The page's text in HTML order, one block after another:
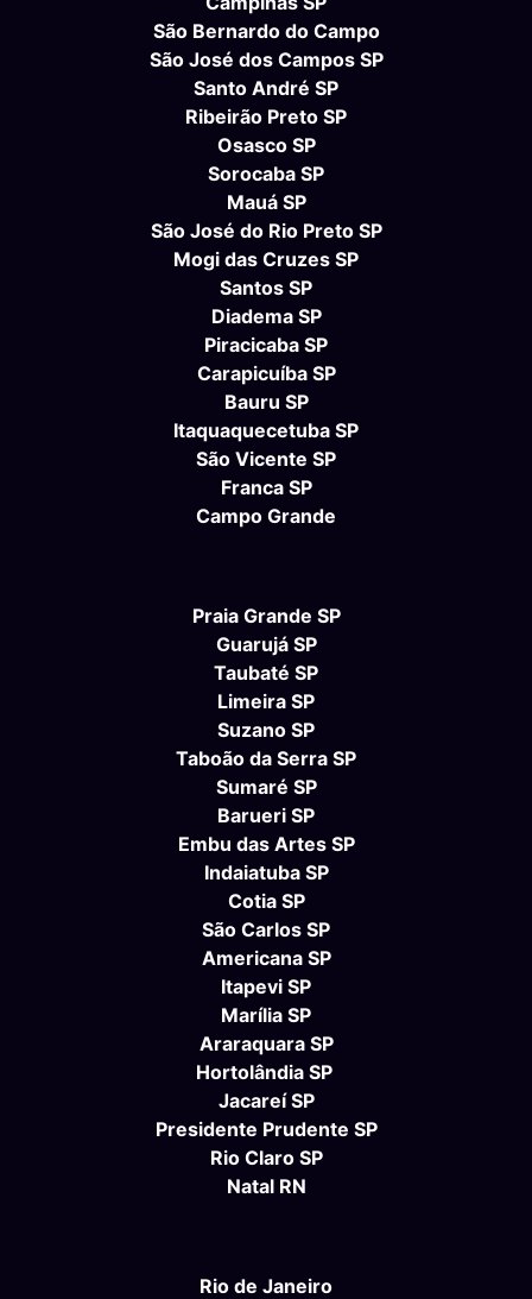
São Bernardo do Campo
São José dos Campos SP
Santo André SP
Ribeirão Preto SP
Osasco SP
Sorocaba SP
Mauá SP
São José do Rio Preto SP
Mogi das Cruzes SP
Santos SP
Diadema SP
Piracicaba SP
Carapicuíba SP
Bauru SP
Itaquaquecetuba SP
São Vicente SP
Franca SP
Campo Grande
Praia Grande SP
Guarujá SP
Taubaté SP
Limeira SP
Suzano SP
Taboão da Serra SP
Sumaré SP
Barueri SP
Embu das Artes SP
Indaiatuba SP
Cotia SP
São Carlos SP
Americana SP
Itapevi SP
Marília SP
Araraquara SP
Hortolândia SP
Jacareí SP
Presidente Prudente SP
Rio Claro SP
Natal RN
Rio de Janeiro